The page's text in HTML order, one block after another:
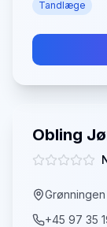
Tandlæge
Obling
+45 97 35